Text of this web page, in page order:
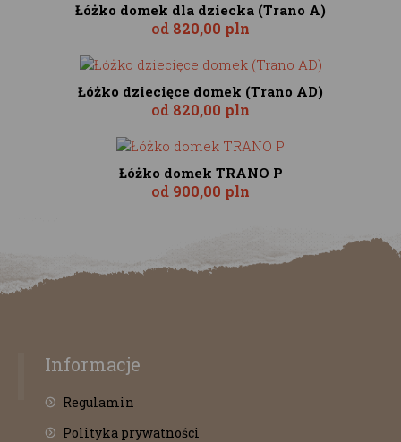
Łóżko domek dla dziecka (Trano A)
od 820,00 pln
Łóżko dziecięce domek (Trano AD)
od 820,00 pln
Łóżko domek TRANO P
od 900,00 pln
Informacje
Regulamin
Polityka prywatności